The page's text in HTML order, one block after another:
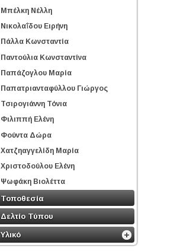
Μπέλκη Νέλλη
Νικολαΐδου Ειρήνη
Πάλλα Κωνσταντία
Παντούλια Κωνσταντίνα
Παπάζογλου Μαρία
Παπατριανταφύλλου Γιώργος
Τσιρογιάννη Τόνια
Φιλιππή Ελένη
Φούντα Δώρα
Χατζηαγγελίδη Μαρία
Χριστοδούλου Ελένη
Ψωφάκη Βιολέττα
Τοποθεσία
Δελτίο Τύπου
Υλικό